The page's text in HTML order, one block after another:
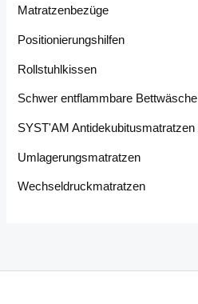
Matratzenbezüge
Positionierungshilfen
Rollstuhlkissen
Schwer entflammbare Bettwäsche
SYST'AM Antidekubitusmatratzen
Umlagerungsmatratzen
Wechseldruckmatratzen